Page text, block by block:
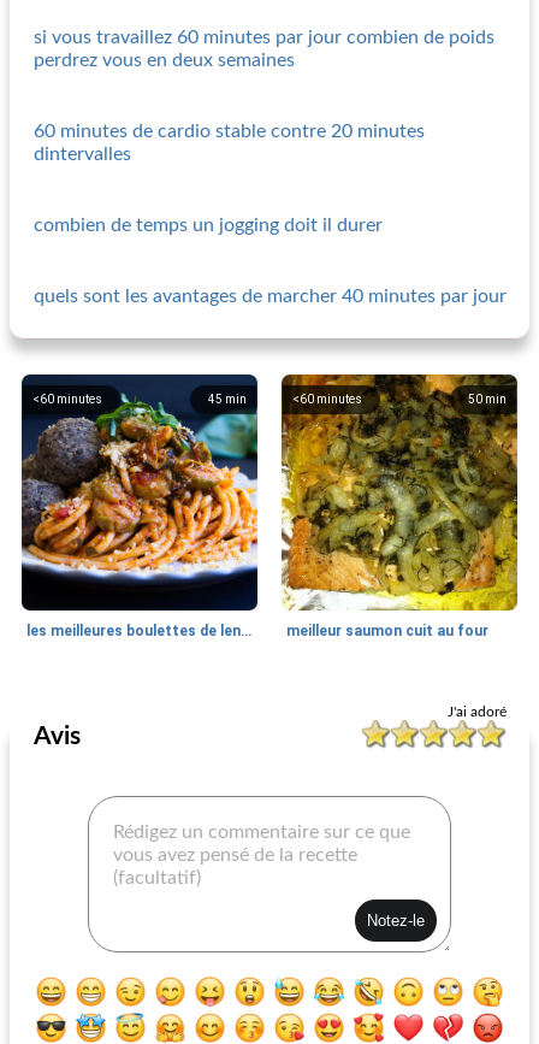
si vous travaillez 60 minutes par jour combien de poids
perdrez vous en deux semaines
60 minutes de cardio stable contre 20 minutes
dintervalles
combien de temps un jogging doit il durer
quels sont les avantages de marcher 40 minutes par jour
45 min
<60 minutes
les meilleures boulettes de lentilles végétaliennes
50 min
<60 minutes
meilleur saumon cuit au four
won ton apéritif mord
J'ai adoré
Avis